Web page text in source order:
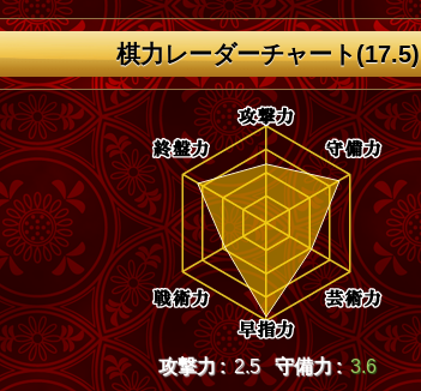
棋力レーダーチャート(17.5)
攻撃力 : 2.5 守備力 : 3.6